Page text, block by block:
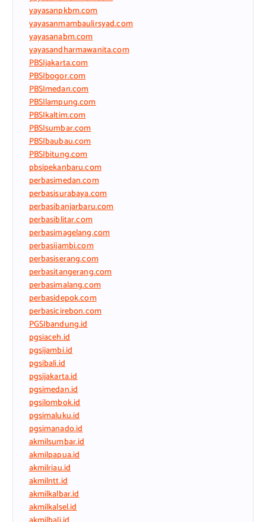
yayasanpkbm.com
yayasanmambaulirsyad.com
yayasanabm.com
yayasandharmawanita.com
PBSIjakarta.com
PBSIbogor.com
PBSImedan.com
PBSIlampung.com
PBSIkaltim.com
PBSIsumbar.com
PBSIbaubau.com
PBSIbitung.com
pbsipekanbaru.com
perbasimedan.com
perbasisurabaya.com
perbasibanjarbaru.com
perbasiblitar.com
perbasimagelang.com
perbasijambi.com
perbasiserang.com
perbasitangerang.com
perbasimalang.com
perbasidepok.com
perbasicirebon.com
PGSIbandung.id
pgsiaceh.id
pgsijambi.id
pgsibali.id
pgsijakarta.id
pgsimedan.id
pgsilombok.id
pgsimaluku.id
pgsimanado.id
akmilsumbar.id
akmilpapua.id
akmilriau.id
akmilntt.id
akmilkalbar.id
akmilkalsel.id